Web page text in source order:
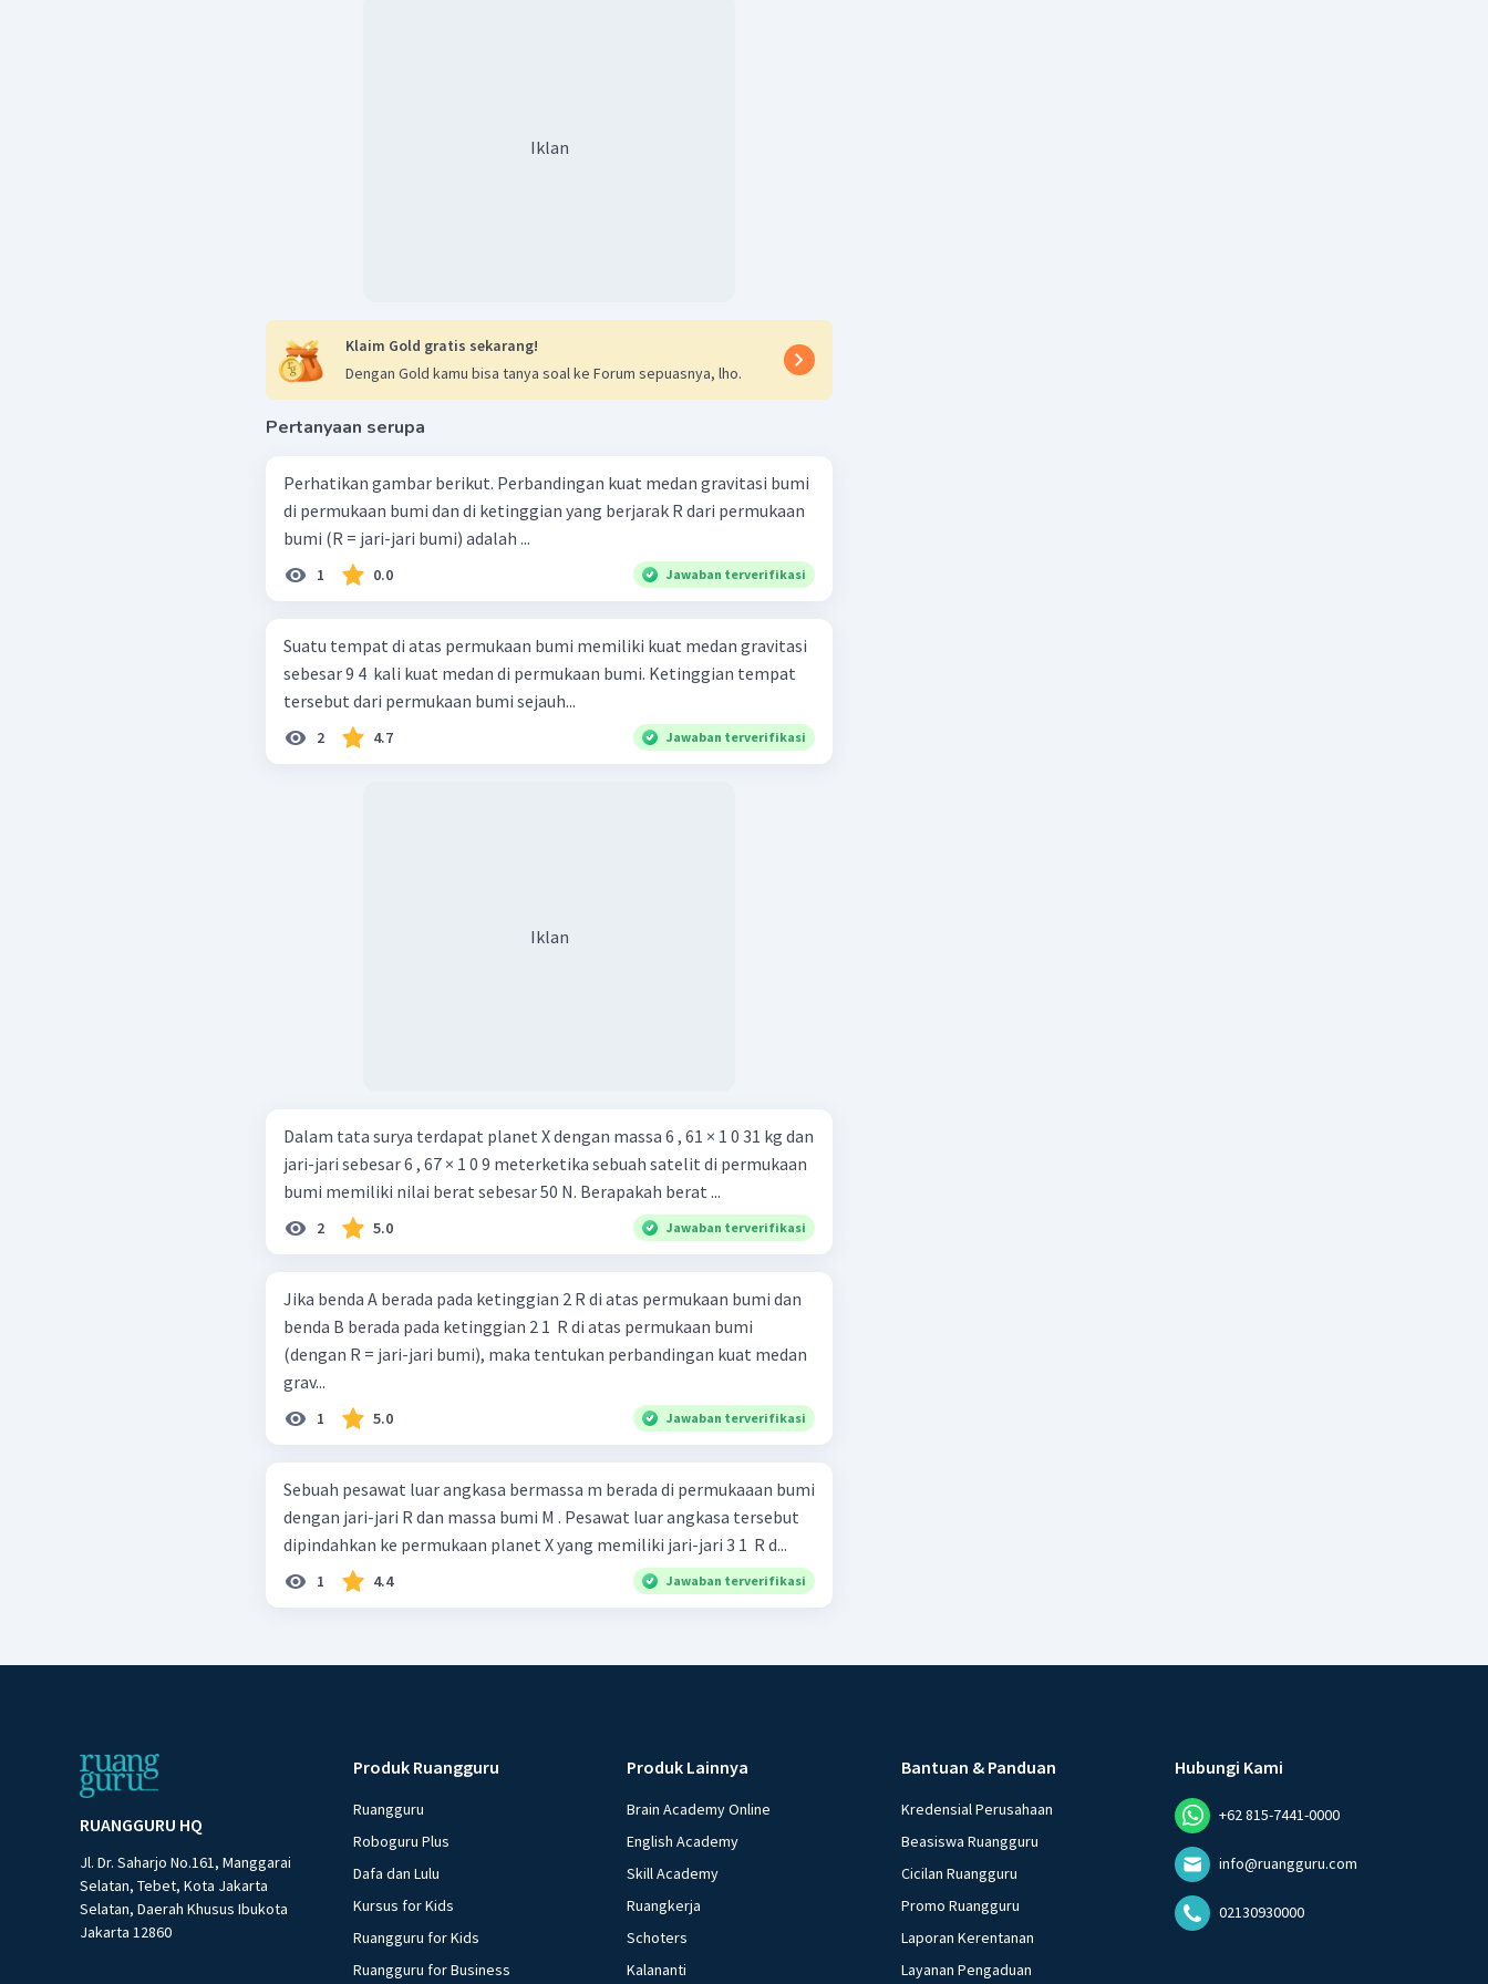
Iklan
Klaim Gold gratis sekarang!
Dengan Gold kamu bisa tanya soal ke Forum sepuasnya, lho.
Pertanyaan serupa
Perhatikan gambar berikut. Perbandingan kuat medan gravitasi bumi
di permukaan bumi dan di ketinggian yang berjarak R dari permukaan
bumi (R = jari-jari bumi) adalah ...
1 0.0 Jawaban terverifikasi
Suatu tempat di atas permukaan bumi memiliki kuat medan gravitasi
sebesar 9 4 ​ kali kuat medan di permukaan bumi. Ketinggian tempat
tersebut dari permukaan bumi sejauh...
2 4.7 Jawaban terverifikasi
Iklan
Dalam tata surya terdapat planet X dengan massa 6 , 61 × 1 0 31 kg dan
jari-jari sebesar 6 , 67 × 1 0 9 meterketika sebuah satelit di permukaan
bumi memiliki nilai berat sebesar 50 N. Berapakah berat ...
2 5.0 Jawaban terverifikasi
Jika benda A berada pada ketinggian 2 R di atas permukaan bumi dan
benda B berada pada ketinggian 2 1 ​ R di atas permukaan bumi
(dengan R = jari-jari bumi), maka tentukan perbandingan kuat medan
grav...
1 5.0 Jawaban terverifikasi
Sebuah pesawat luar angkasa bermassa m berada di permukaaan bumi
dengan jari-jari R dan massa bumi M . Pesawat luar angkasa tersebut
dipindahkan ke permukaan planet X yang memiliki jari-jari 3 1 ​ R d...
1 4.4 Jawaban terverifikasi
RUANGGURU HQ
Jl. Dr. Saharjo No.161, Manggarai
Selatan, Tebet, Kota Jakarta
Selatan, Daerah Khusus Ibukota
Jakarta 12860
Produk Ruangguru
Ruangguru
Roboguru Plus
Dafa dan Lulu
Kursus for Kids
Ruangguru for Kids
Ruangguru for Business
Produk Lainnya
Brain Academy Online
English Academy
Skill Academy
Ruangkerja
Schoters
Kalananti
Bantuan & Panduan
Kredensial Perusahaan
Beasiswa Ruangguru
Cicilan Ruangguru
Promo Ruangguru
Laporan Kerentanan
Layanan Pengaduan
Hubungi Kami
+62 815-7441-0000
info@ruangguru.com
02130930000